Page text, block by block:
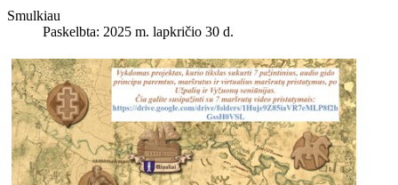
Smulkiau
Paskelbta: 2025 m. lapkričio 30 d.